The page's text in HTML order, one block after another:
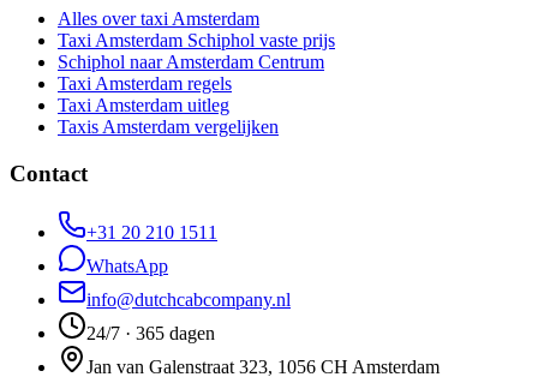
Alles over taxi Amsterdam
Taxi Amsterdam Schiphol vaste prijs
Schiphol naar Amsterdam Centrum
Taxi Amsterdam regels
Taxi Amsterdam uitleg
Taxis Amsterdam vergelijken
Contact
+31 20 210 1511
WhatsApp
info@dutchcabcompany.nl
24/7 · 365 dagen
Jan van Galenstraat 323, 1056 CH Amsterdam